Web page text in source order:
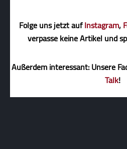
Folge uns jetzt aufInstagram,
verpasse keine Artikel und
Außerdem interessant: Unsere
Talk!